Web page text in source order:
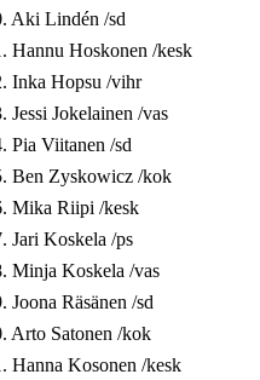
. Aki Lindén /sd
. Hannu Hoskonen /kesk
. Inka Hopsu /vihr
. Jessi Jokelainen /vas
. Pia Viitanen /sd
. Ben Zyskowicz /kok
. Mika Riipi /kesk
. Jari Koskela /ps
. Minja Koskela /vas
. Joona Räsänen /sd
. Arto Satonen /kok
. Hanna Kosonen /kesk